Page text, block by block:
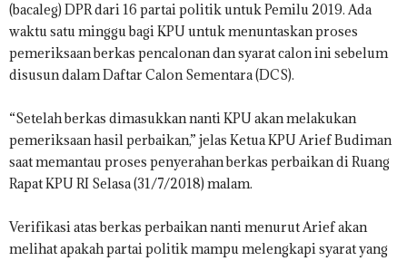
(bacaleg) DPR dari 16 partai politik untuk Pemilu 2019. Ada
waktu satu minggu bagi KPU untuk menuntaskan proses
pemeriksaan berkas pencalonan dan syarat calon ini sebelum
disusun dalam Daftar Calon Sementara (DCS).
“Setelah berkas dimasukkan nanti KPU akan melakukan
pemeriksaan hasil perbaikan,” jelas Ketua KPU Arief Budiman
saat memantau proses penyerahan berkas perbaikan di Ruang
Rapat KPU RI Selasa (31/7/2018) malam.
Verifikasi atas berkas perbaikan nanti menurut Arief akan
melihat apakah partai politik mampu melengkapi syarat yang